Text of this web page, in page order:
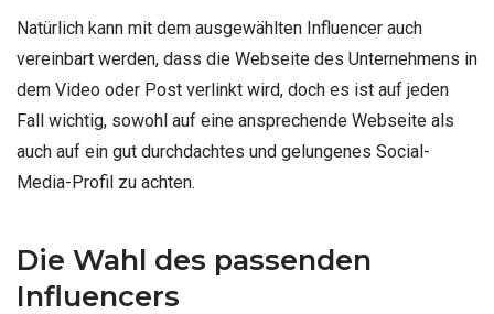
Natürlich kann mit dem ausgewählten Influencer auch
vereinbart werden, dass die Webseite des Unternehmens in
dem Video oder Post verlinkt wird, doch es ist auf jeden
Fall wichtig, sowohl auf eine ansprechende Webseite als
auch auf ein gut durchdachtes und gelungenes Social-
Media-Profil zu achten.
Die Wahl des passenden
Influencers